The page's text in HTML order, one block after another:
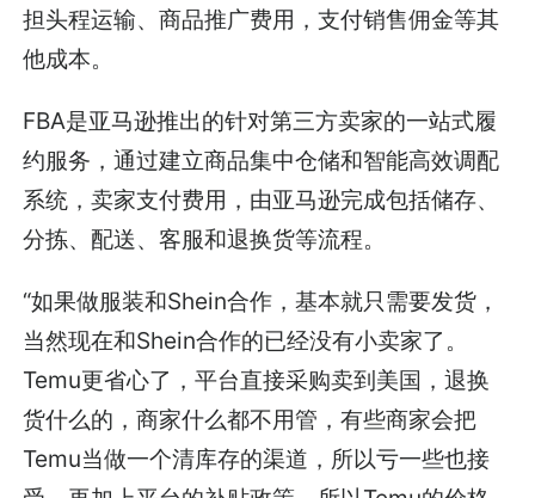
担头程运输、商品推广费用，支付销售佣金等其
他成本。
FBA是亚马逊推出的针对第三方卖家的一站式履
约服务，通过建立商品集中仓储和智能高效调配
系统，卖家支付费用，由亚马逊完成包括储存、
分拣、配送、客服和退换货等流程。
“如果做服装和Shein合作，基本就只需要发货，
当然现在和Shein合作的已经没有小卖家了。
Temu更省心了，平台直接采购卖到美国，退换
货什么的，商家什么都不用管，有些商家会把
Temu当做一个清库存的渠道，所以亏一些也接